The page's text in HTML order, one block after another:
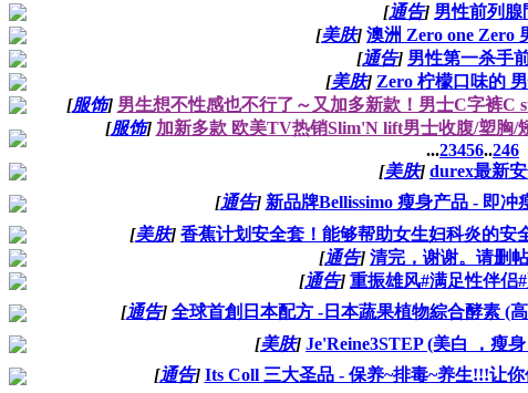
[通告] 男性前列腺
[美肤] 澳洲 Zero one Zero
[通告] 男性第一杀手
[美肤] Zero 柠檬口味的
[服饰] 男生想不性感也不行了～又加多新款！男士C字裤C
[服饰] 加新多款 欧美TV热销Slim'N lift男士收腹/塑胸/
...23456..246
[美肤] durex最新
[通告] 新品牌Bellissimo 瘦身产品 - 即
[美肤] 香蕉计划安全套！能够帮助女生妇科炎的
[通告] 清完，谢谢。请删帖
[通告] 重振雄风#满足性伴侣
[通告] 全球首創日本配方 -日本蔬果植物綜合酵素
[美肤] Je'Reine3STEP (美白 ，瘦
[通告] Its Coll 三大圣品 - 保养~排毒~养生!!!让